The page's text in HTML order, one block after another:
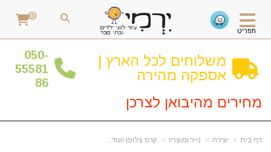
תפריט
0
משלוחים לכל הארץ |
אספקה מהירה
050-
55581
86
מחירים מהיבואן לצרכן
דף בית יצירה נייר ומוצריו קרפ צלופן ועוד...